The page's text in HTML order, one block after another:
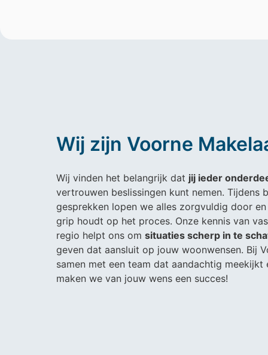
Wij zijn Voorne
Wij vinden het belangrijk dat jij ieder
vertrouwen beslissingen kunt nemen. Tijdens
gesprekken lopen we alles zorgvuldig door
grip houdt op het proces. Onze kennis van
regio helpt ons om situaties scherp in te
geven dat aansluit op jouw woonwensen. Bij
samen met een team dat aandachtig meekijkt
maken we van jouw wens een succes!